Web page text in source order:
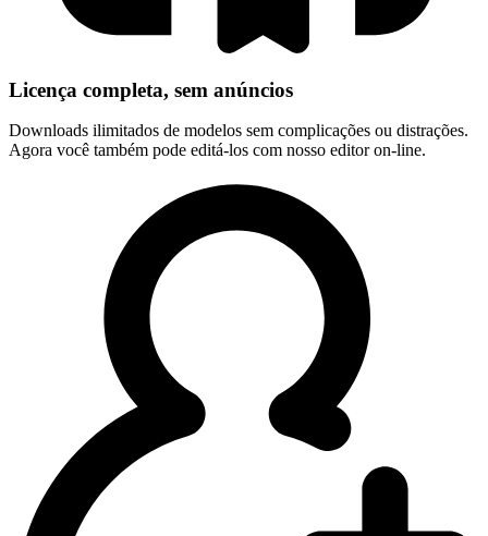
Licença completa, sem anúncios
Downloads ilimitados de modelos sem complicações ou distrações.
Agora você também pode editá-los com nosso editor on-line.